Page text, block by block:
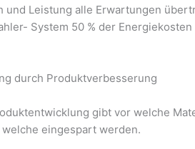
und Leistung alle Erwartungen
System 50 % der
durch Produktverbesserung
gibt vor welche
eingespart werden.